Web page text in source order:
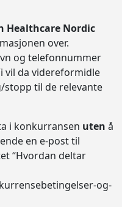
Healthcare Nordic
over.
og telefonnummer
vil da videreformidle
til de relevante
i konkurransen uten å
en e-post til
“Hvordan deltar
og-